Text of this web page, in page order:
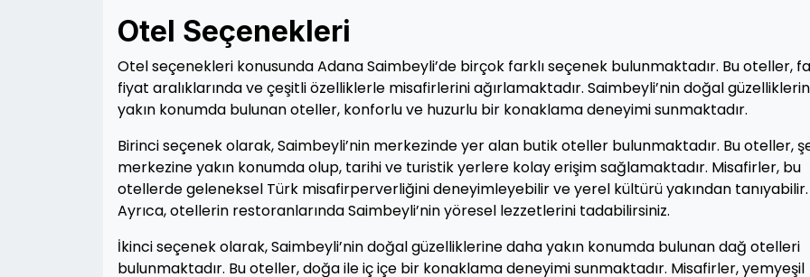
Otel Seçenekleri
Otel seçenekleri konusunda Adana Saimbeyli’de birçok farklı seçenek bulunmaktadır. Bu oteller,
fiyat aralıklarında ve çeşitli özelliklerle misafirlerini ağırlamaktadır. Saimbeyli’nin doğal
yakın konumda bulunan oteller, konforlu ve huzurlu bir konaklama deneyimi sunmaktadır.
Birinci seçenek olarak, Saimbeyli’nin merkezinde yer alan butik oteller bulunmaktadır. Bu oteller,
merkezine yakın konumda olup, tarihi ve turistik yerlere kolay erişim sağlamaktadır. Misafirler, bu
otellerde geleneksel Türk misafirperverliğini deneyimleyebilir ve yerel kültürü yakından tanıyabilir.
Ayrıca, otellerin restoranlarında Saimbeyli’nin yöresel lezzetlerini tadabilirsiniz.
İkinci seçenek olarak, Saimbeyli’nin doğal güzelliklerine daha yakın konumda bulunan dağ otelleri
bulunmaktadır. Bu oteller, doğa ile iç içe bir konaklama deneyimi sunmaktadır. Misafirler, yemyeşil